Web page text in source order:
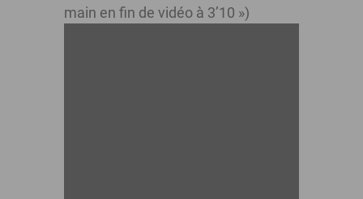
main en fin de vidéo à 3’10 »)